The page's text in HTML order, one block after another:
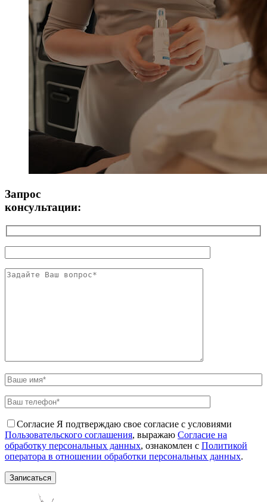
Запрос
консультации:
Согласие Я подтверждаю свое согласие с условиями
Пользовательского соглашения, выражаю Согласие на
обработку персональных данных, ознакомлен с Политикой
оператора в отношении обработки персональных данных.